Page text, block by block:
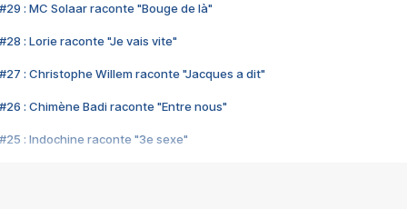
#29 : MC Solaar raconte "Bouge de là"
#28 : Lorie raconte "Je vais vite"
#27 : Christophe Willem raconte "Jacques a dit"
#26 : Chimène Badi raconte "Entre nous"
#25 : Indochine raconte "3e sexe"